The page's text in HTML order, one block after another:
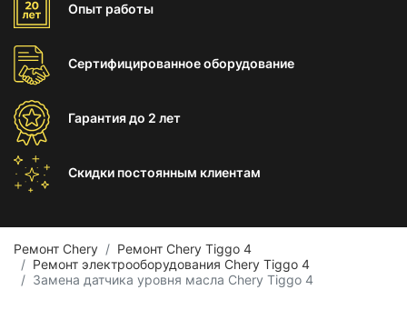
Опыт работы
Сертифицированноеоборудование
Гарантиядо 2 лет
Скидки постоянным клиентам
Ремонт Chery
Ремонт Chery Tiggo 4
Ремонт электрооборудования Chery Tiggo 4
Замена датчика уровня масла Chery Tiggo 4